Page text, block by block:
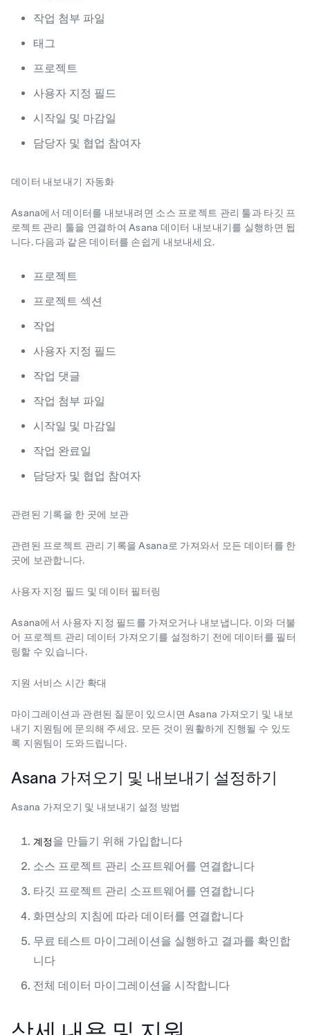
작업 첨부 파일
태그
프로젝트
사용자 지정 필드
시작일 및 마감일
담당자 및 협업 참여자
데이터 내보내기 자동화
Asana에서 데이터를 내보내려면 소스 프로젝트 관리 툴과 타깃 프
로젝트 관리 툴을 연결하여 Asana 데이터 내보내기를 실행하면 됩
니다. 다음과 같은 데이터를 손쉽게 내보내세요.
프로젝트
프로젝트 섹션
작업
사용자 지정 필드
작업 댓글
작업 첨부 파일
시작일 및 마감일
작업 완료일
담당자 및 협업 참여자
관련된 기록을 한 곳에 보관
관련된 프로젝트 관리 기록을 Asana로 가져와서 모든 데이터를 한
곳에 보관합니다.
사용자 지정 필드 및 데이터 필터링
Asana에서 사용자 지정 필드를 가져오거나 내보냅니다. 이와 더불
어 프로젝트 관리 데이터 가져오기를 설정하기 전에 데이터를 필터
링할 수 있습니다.
지원 서비스 시간 확대
마이그레이션과 관련된 질문이 있으시면 Asana 가져오기 및 내보
내기 지원팀에 문의해 주세요. 모든 것이 원활하게 진행될 수 있도
록 지원팀이 도와드립니다.
Asana 가져오기 및 내보내기 설정하기
Asana 가져오기 및 내보내기 설정 방법
계정을 만들기 위해 가입합니다
소스 프로젝트 관리 소프트웨어를 연결합니다
타깃 프로젝트 관리 소프트웨어를 연결합니다
화면상의 지침에 따라 데이터를 연결합니다
무료 테스트 마이그레이션을 실행하고 결과를 확인합
니다
전체 데이터 마이그레이션을 시작합니다